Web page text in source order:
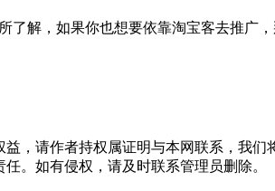
，如果你也想要依靠淘宝客去推广
，请作者持权属证明与本网联系，我
。如有侵权，请及时联系管理员删除。